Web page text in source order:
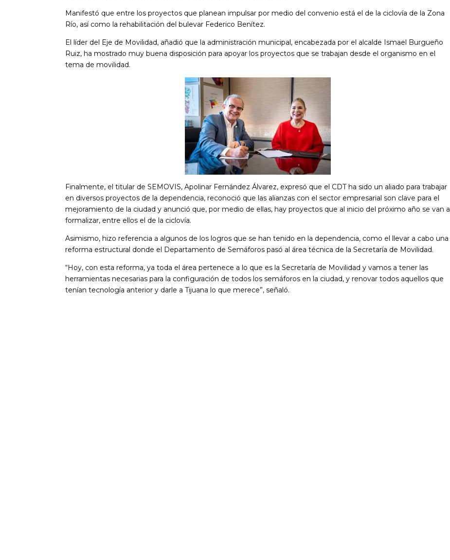
Manifestó que entre los proyectos que planean impulsar por medio del convenio está el de la ciclovía de la Zona
Río, así como la rehabilitación del bulevar Federico Benítez.
El líder del Eje de Movilidad, añadió que la administración municipal, encabezada por el alcalde Ismael Burgueño
Ruiz, ha mostrado muy buena disposición para apoyar los proyectos que se trabajan desde el organismo en el
tema de movilidad.
Finalmente, el titular de SEMOVIS, Apolinar Fernández Álvarez, expresó que el CDT ha sido un aliado para trabajar
en diversos proyectos de la dependencia, reconoció que las alianzas con el sector empresarial son clave para el
mejoramiento de la ciudad y anunció que, por medio de ellas, hay proyectos que al inicio del próximo año se van a
formalizar, entre ellos el de la ciclovía.
Asimismo, hizo referencia a algunos de los logros que se han tenido en la dependencia, como el llevar a cabo una
reforma estructural donde el Departamento de Semáforos pasó al área técnica de la Secretaría de Movilidad.
“Hoy, con esta reforma, ya toda el área pertenece a lo que es la Secretaría de Movilidad y vamos a tener las
herramientas necesarias para la configuración de todos los semáforos en la ciudad, y renovar todos aquellos que
tenían tecnología anterior y darle a Tijuana lo que merece”, señaló.